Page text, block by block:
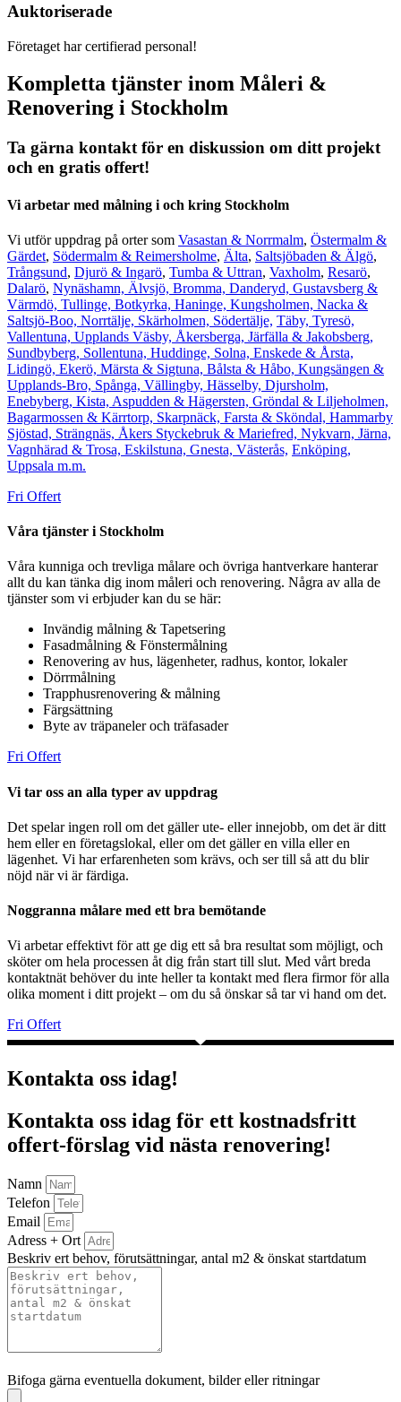
Auktoriserade
Företaget har certifierad personal!
Kompletta tjänster inom Måleri &
Renovering i Stockholm
Ta gärna kontakt för en diskussion om ditt projekt
och en gratis offert!
Vi arbetar med målning i och kring Stockholm
Vi utför uppdrag på orter som Vasastan & Norrmalm, Östermalm &
Gärdet, Södermalm & Reimersholme, Älta, Saltsjöbaden & Älgö,
Trångsund, Djurö & Ingarö, Tumba & Uttran, Vaxholm, Resarö,
Dalarö, Nynäshamn, Älvsjö, Bromma, Danderyd, Gustavsberg &
Värmdö, Tullinge, Botkyrka, Haninge, Kungsholmen, Nacka &
Saltsjö-Boo, Norrtälje, Skärholmen, Södertälje, Täby, Tyresö,
Vallentuna, Upplands Väsby, Åkersberga, Järfälla & Jakobsberg,
Sundbyberg, Sollentuna, Huddinge, Solna, Enskede & Årsta,
Lidingö, Ekerö, Märsta & Sigtuna, Bålsta & Håbo, Kungsängen &
Upplands-Bro, Spånga, Vällingby, Hässelby, Djursholm,
Enebyberg, Kista, Aspudden & Hägersten, Gröndal & Liljeholmen,
Bagarmossen & Kärrtorp, Skarpnäck, Farsta & Sköndal, Hammarby
Sjöstad, Strängnäs, Åkers Styckebruk & Mariefred, Nykvarn, Järna,
Vagnhärad & Trosa, Eskilstuna, Gnesta, Västerås, Enköping,
Uppsala m.m.
Fri Offert
Våra tjänster i Stockholm
Våra kunniga och trevliga målare och övriga hantverkare hanterar
allt du kan tänka dig inom måleri och renovering. Några av alla de
tjänster som vi erbjuder kan du se här:
Invändig målning & Tapetsering
Fasadmålning & Fönstermålning
Renovering av hus, lägenheter, radhus, kontor, lokaler
Dörrmålning
Trapphusrenovering & målning
Färgsättning
Byte av träpaneler och träfasader
Fri Offert
Vi tar oss an alla typer av uppdrag
Det spelar ingen roll om det gäller ute- eller innejobb, om det är ditt
hem eller en företagslokal, eller om det gäller en villa eller en
lägenhet. Vi har erfarenheten som krävs, och ser till så att du blir
nöjd när vi är färdiga.
Noggranna målare med ett bra bemötande
Vi arbetar effektivt för att ge dig ett så bra resultat som möjligt, och
sköter om hela processen åt dig från start till slut. Med vårt breda
kontaktnät behöver du inte heller ta kontakt med flera firmor för alla
olika moment i ditt projekt – om du så önskar så tar vi hand om det.
Fri Offert
Kontakta oss idag!
Kontakta oss idag för ett kostnadsfritt
offert-förslag vid nästa renovering!
Namn
Telefon
Email
Adress + Ort
Beskriv ert behov, förutsättningar, antal m2 & önskat startdatum
Bifoga gärna eventuella dokument, bilder eller ritningar